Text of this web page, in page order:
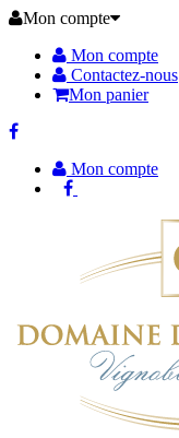
Mon compte
Mon compte
Contactez-nous
Mon panier
Mon compte